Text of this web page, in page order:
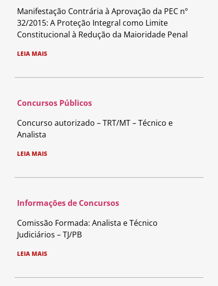
Manifestação Contrária à Aprovação da PEC nº
32/2015: A Proteção Integral como Limite
Constitucional à Redução da Maioridade Penal
LEIA MAIS
Concursos Públicos
Concurso autorizado – TRT/MT – Técnico e
Analista
LEIA MAIS
Informações de Concursos
Comissão Formada: Analista e Técnico
Judiciários – TJ/PB
LEIA MAIS